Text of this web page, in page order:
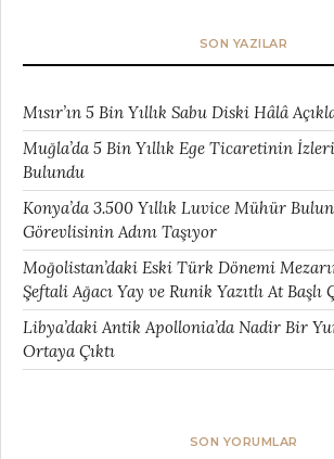
SON YAZILAR
Mısır’ın 5 Bin Yıllık Sabu Diski Hâlâ
Muğla’da 5 Bin Yıllık Ege Ticaretinin
Bulundu
Konya’da 3.500 Yıllık Luvice Mühür
Görevlisinin Adını Taşıyor
Moğolistan’daki Eski Türk Dönemi
Şeftali Ağacı Yay ve Runik Yazıtlı At Başlı
Libya’daki Antik Apollonia’da Nadir Bir
Ortaya Çıktı
SON YORUMLAR